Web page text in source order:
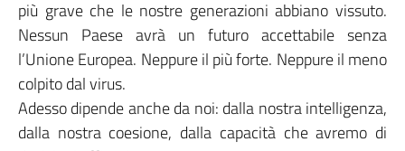
più grave che le nostre generazioni abbiano vissuto.
Nessun Paese avrà un futuro accettabile senza
l’Unione Europea. Neppure il più forte. Neppure il meno
colpito dal virus.
Adesso dipende anche da noi: dalla nostra intelligenza,
dalla nostra coesione, dalla capacità che avremo di